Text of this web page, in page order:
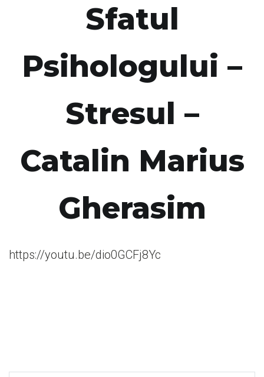
Sfatul
Psihologului –
Stresul –
Catalin Marius
Gherasim
https://youtu.be/dio0GCFj8Yc